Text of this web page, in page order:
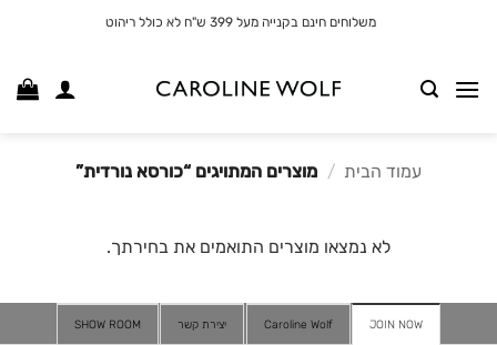
משלוחים חינם בקנייה מעל 399 ש"ח לא כולל ריהוט
עמוד הבית / מוצרים המתויגים “כורסא נורדית”
לא נמצאו מוצרים התואמים את בחירתך.
JOIN NOW
Caroline Wolf יצירת קשר SHOW ROOM